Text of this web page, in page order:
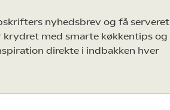
nyhedsbrev og få serveret
med smarte køkkentips og
direkte i indbakken hver